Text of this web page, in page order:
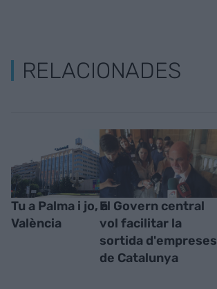
RELACIONADES
Tu a Palma i jo, a
València
El Govern central
vol facilitar la
sortida d'empreses
de Catalunya